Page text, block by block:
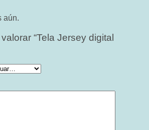
aún.
“Tela Jersey digital